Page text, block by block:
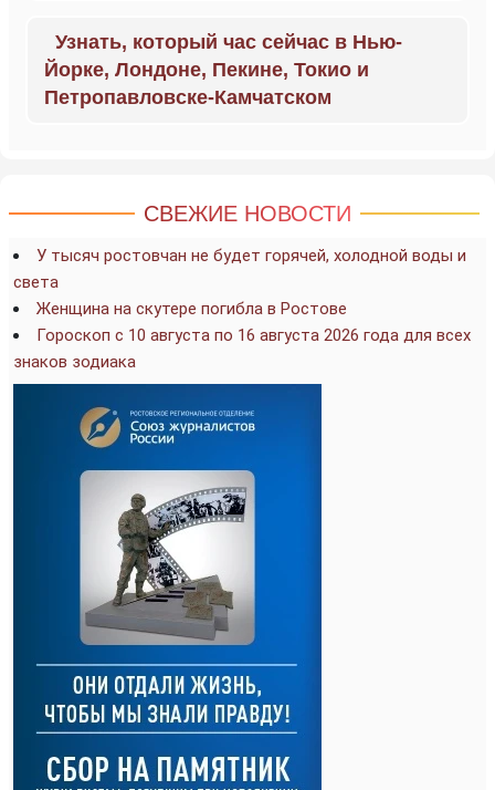
Узнать, который час сейчас в Нью-
Йорке, Лондоне, Пекине, Токио и
Петропавловске-Камчатском
СВЕЖИЕ НОВОСТИ
У тысяч ростовчан не будет горячей, холодной воды и
света
Женщина на скутере погибла в Ростове
Гороскоп с 10 августа по 16 августа 2026 года для всех
знаков зодиака